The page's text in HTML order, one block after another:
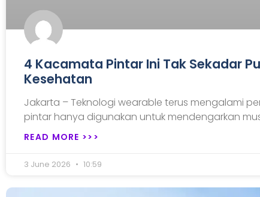
4 Kacamata Pintar Ini Tak Sekadar
Kesehatan
Jakarta – Teknologi wearable terus mengalami
pintar hanya digunakan untuk mendengarkan
READ MORE >>>
3 June 2026 10:59